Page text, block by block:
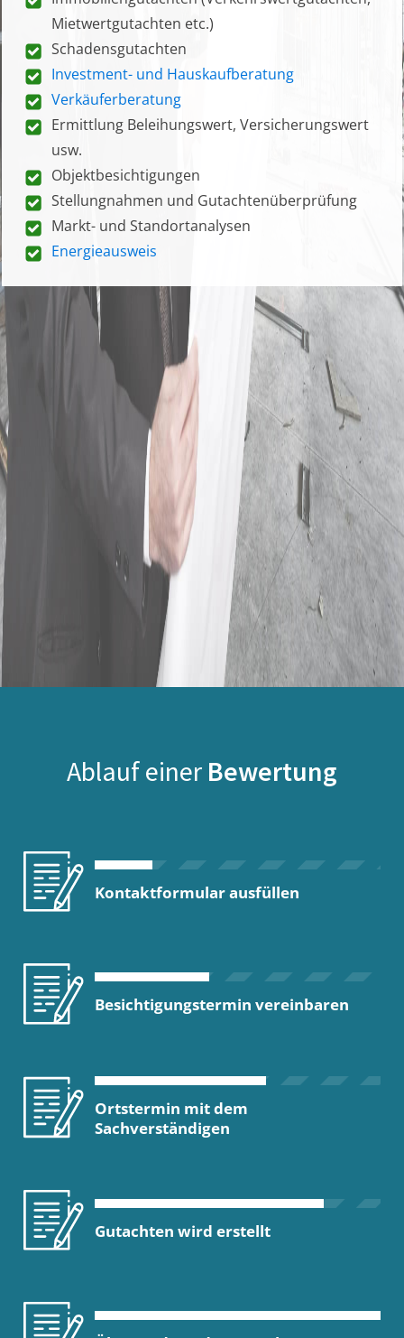
Mietwertgutachten etc.)
Schadensgutachten
Investment- und Hauskaufberatung
Verkäuferberatung
Ermittlung Beleihungswert, Versicherungswert
usw.
Objektbesichtigungen
Stellungnahmen und Gutachtenüberprüfung
Markt- und Standortanalysen
Energieausweis
Ablauf einer Bewertung
Kontaktformular ausfüllen
Besichtigungstermin vereinbaren
Ortstermin mit dem
Sachverständigen
Gutachten wird erstellt